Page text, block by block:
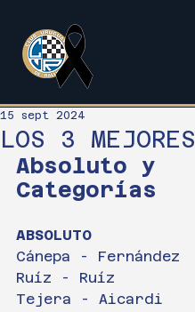
LOS 3 MEJORES
15 sept 2024
Absoluto y
Categorías
ABSOLUTO
Cánepa - Fernández
Ruíz - Ruíz
Tejera - Aicardi